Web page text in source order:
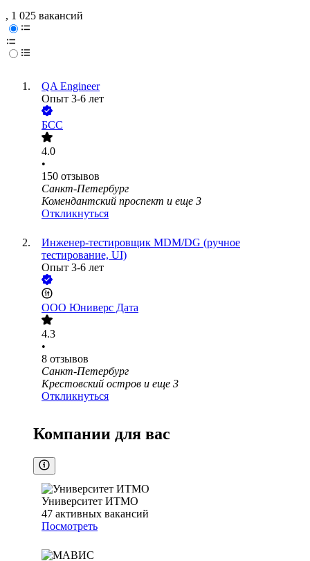
, 1 025 вакансий
QA Engineer
Опыт 3-6 лет
БСС
4.0
•
150 отзывов
Санкт-Петербург
Комендантский проспект и еще 3
Откликнуться
Инженер-тестировщик MDM/DG (ручное
тестирование, UI)
Опыт 3-6 лет
ООО Юниверс Дата
4.3
•
8 отзывов
Санкт-Петербург
Крестовский остров и еще 3
Откликнуться
Компании для вас
Университет ИТМО
47 активных вакансий
Посмотреть